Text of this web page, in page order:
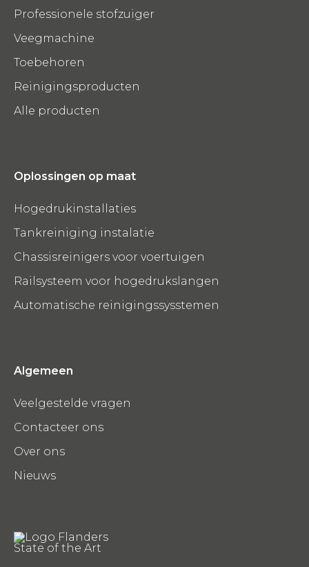
Professionele stofzuiger
Veegmachine
Toebehoren
Reinigingsproducten
Alle producten
Oplossingen op maat
Hogedrukinstallaties
Tankreiniging instalatie
Chassisreinigers voor voertuigen
Railsysteem voor hogedrukslangen
Automatische reinigingssysstemen
Algemeen
Veelgestelde vragen
Contacteer ons
Over ons
Nieuws